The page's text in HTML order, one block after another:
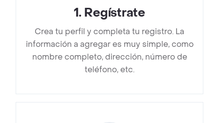
1. Regístrate
Crea tu perfil y completa tu registro. La
información a agregar es muy simple, como
nombre completo, dirección, número de
teléfono, etc.